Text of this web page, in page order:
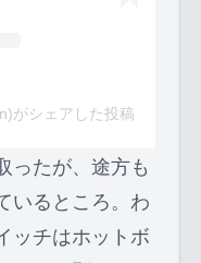
がシェアした投稿
ったが、途方も
いるところ。わ
ッチはホットボ